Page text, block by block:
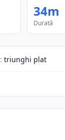
34m
Durată
: triunghi plat